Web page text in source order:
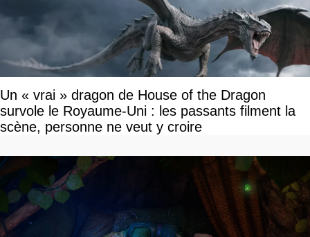
Un « vrai » dragon de House of the Dragon
survole le Royaume-Uni : les passants filment la
scène, personne ne veut y croire